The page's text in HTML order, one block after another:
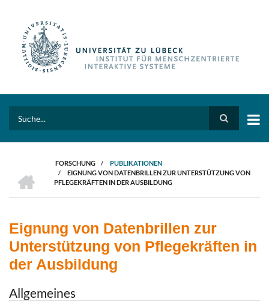
PFADNAVIGATION
FORSCHUNG / PUBLIKATIONEN
/
EIGNUNG VON DATENBRILLEN ZUR UNTERSTÜTZUNG VON
PFLEGEKRÄFTEN IN DER AUSBILDUNG
Eignung von Datenbrillen zur
Unterstützung von Pflegekräften in
der Ausbildung
Allgemeines